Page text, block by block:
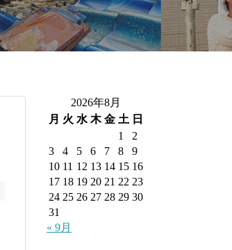
2026年8月
月 火 水 木 金 土 日
1
2
3
4 5 6 7 8
9
10 11 12 13 14 15 16
17 18 19 20 21 22 23
24 25 26 27 28 29 30
31
« 9月